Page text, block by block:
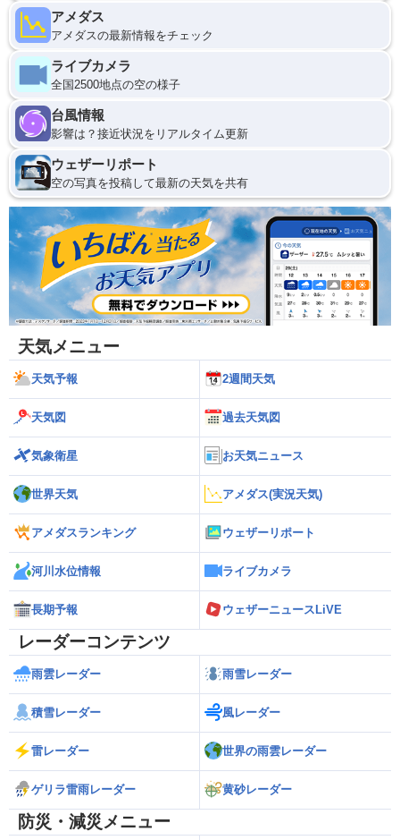
アメダス
アメダスの最新情報をチェック
ライブカメラ
全国2500地点の空の様子
台風情報
影響は？接近状況をリアルタイム更新
ウェザーリポート
空の写真を投稿して最新の天気を共有
天気メニュー
天気予報 2週間天気
天気図 過去天気図
気象衛星 お天気ニュース
世界天気 アメダス(実況天気)
アメダスランキング ウェザーリポート
河川水位情報 ライブカメラ
長期予報 ウェザーニュースLiVE
レーダーコンテンツ
雨雲レーダー 雨雪レーダー
積雪レーダー 風レーダー
雷レーダー 世界の雨雲レーダー
ゲリラ雷雨レーダー 黄砂レーダー
防災・減災メニュー